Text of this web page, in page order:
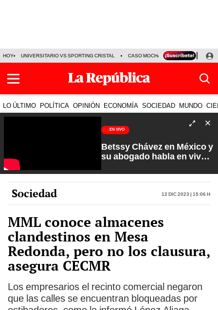
HOY UNIVERSITARIO VS SPORTING CRISTAL CASO MOCHASUELDOS
LO ÚLTIMO POLÍTICA OPINIÓN ECONOMÍA SOCIEDAD MUNDO
EN VIVO
Betssy Chávez en México y
su abogado habla en vivo |
Carlos Cornejo
Sociedad 12 Dic 2023 | 15:06 h
MML conoce almacenes
clandestinos en Mesa
Redonda, pero no los clausura,
asegura CECMR
Los empresarios el recinto comercial negaron
que las calles se encuentran bloqueadas por